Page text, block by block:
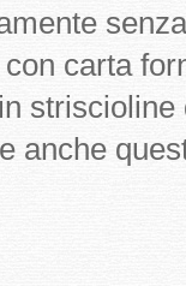
carta
anche